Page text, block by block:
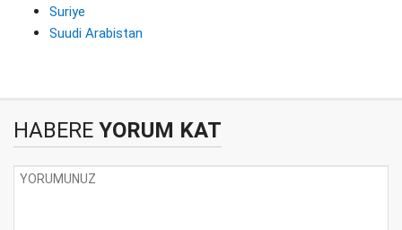
Suriye
Suudi Arabistan
HABERE YORUM KAT